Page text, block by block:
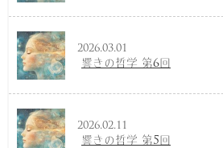
2026.03.01
響きの哲学 第6回
2026.02.11
響きの哲学 第5回